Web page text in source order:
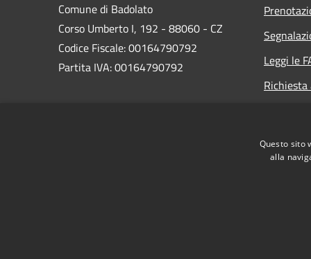
Comune di Badolato
Corso Umberto I, 192 - 88060 - CZ
Codice Fiscale: 00164790792
Partita IVA: 00164790792
amministrativo.comunebadolato@asmepec.it
Leggi le
Questo sito
alla